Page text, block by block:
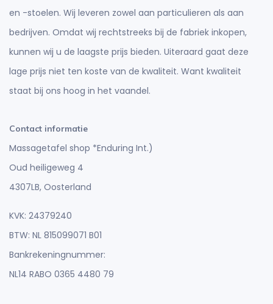
en -stoelen. Wij leveren zowel aan particulieren als aan
bedrijven. Omdat wij rechtstreeks bij de fabriek inkopen,
kunnen wij u de laagste prijs bieden. Uiteraard gaat deze
lage prijs niet ten koste van de kwaliteit. Want kwaliteit
staat bij ons hoog in het vaandel.
Contact informatie
Massagetafel shop *Enduring Int.)
Oud heiligeweg 4
4307LB, Oosterland
KVK: 24379240
BTW: NL 815099071 B01
Bankrekeningnummer:
NL14 RABO 0365 4480 79